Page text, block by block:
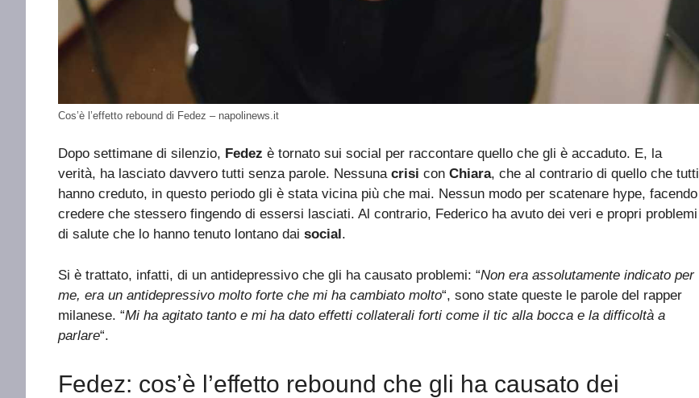
Cos’è l’effetto rebound di Fedez – napolinews.it
Dopo settimane di silenzio, Fedez è tornato sui social per raccontare quello che gli è accaduto. E, la
verità, ha lasciato davvero tutti senza parole. Nessuna crisi con Chiara, che al contrario di quello che tutti
hanno creduto, in questo periodo gli è stata vicina più che mai. Nessun modo per scatenare hype, facendo
credere che stessero fingendo di essersi lasciati. Al contrario, Federico ha avuto dei veri e propri problemi
di salute che lo hanno tenuto lontano dai social.
Si è trattato, infatti, di un antidepressivo che gli ha causato problemi: “Non era assolutamente indicato per
me, era un antidepressivo molto forte che mi ha cambiato molto“, sono state queste le parole del rapper
milanese. “Mi ha agitato tanto e mi ha dato effetti collaterali forti come il tic alla bocca e la difficoltà a
parlare“.
Fedez: cos’è l’effetto rebound che gli ha causato dei